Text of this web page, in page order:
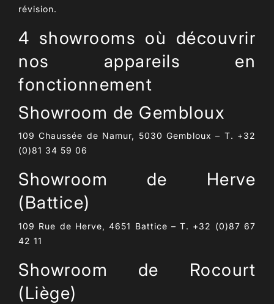
révision.
4 showrooms où découvrir
nos appareils en
fonctionnement
Showroom de Gembloux
109 Chaussée de Namur, 5030 Gembloux – T. +32
(0)81 34 59 06
Showroom de Herve
(Battice)
109 Rue de Herve, 4651 Battice – T. +32 (0)87 67
42 11
Showroom de Rocourt
(Liège)